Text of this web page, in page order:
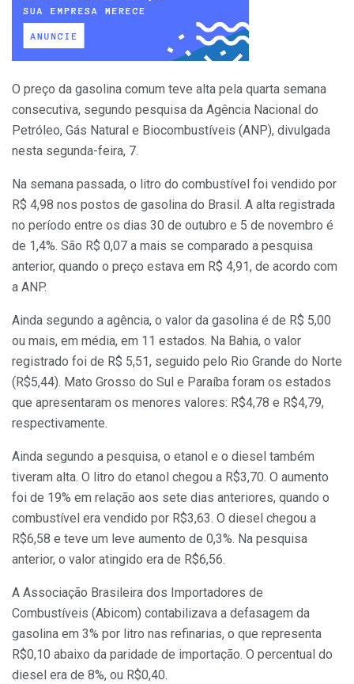
O preço da gasolina comum teve alta pela quarta semana
consecutiva, segundo pesquisa da Agência Nacional do
Petróleo, Gás Natural e Biocombustíveis (ANP), divulgada
nesta segunda-feira, 7.
Na semana passada, o litro do combustível foi vendido por
R$ 4,98 nos postos de gasolina do Brasil. A alta registrada
no período entre os dias 30 de outubro e 5 de novembro é
de 1,4%. São R$ 0,07 a mais se comparado a pesquisa
anterior, quando o preço estava em R$ 4,91, de acordo com
a ANP.
Ainda segundo a agência, o valor da gasolina é de R$ 5,00
ou mais, em média, em 11 estados. Na Bahia, o valor
registrado foi de R$ 5,51, seguido pelo Rio Grande do Norte
(R$5,44). Mato Grosso do Sul e Paraíba foram os estados
que apresentaram os menores valores: R$4,78 e R$4,79,
respectivamente.
Ainda segundo a pesquisa, o etanol e o diesel também
tiveram alta. O litro do etanol chegou a R$3,70. O aumento
foi de 19% em relação aos sete dias anteriores, quando o
combustível era vendido por R$3,63. O diesel chegou a
R$6,58 e teve um leve aumento de 0,3%. Na pesquisa
anterior, o valor atingido era de R$6,56.
A Associação Brasileira dos Importadores de
Combustíveis (Abicom) contabilizava a defasagem da
gasolina em 3% por litro nas refinarias, o que representa
R$0,10 abaixo da paridade de importação. O percentual do
diesel era de 8%, ou R$0,40.